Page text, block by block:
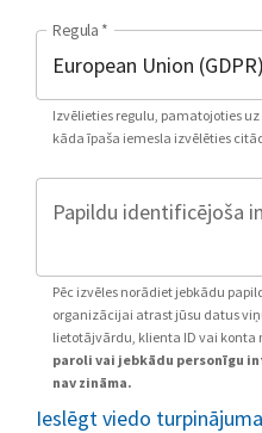
Regula *
Izvēlieties regulu, pamatojoties
kāda īpaša iemesla izvēlēties
Papildu identificējoša
Pēc izvēles norādiet jebkādu
organizācijai atrast jūsu datus
lietotājvārdu, klienta ID vai konta
paroli vai jebkādu personīgu
nav zināma.
Ieslēgt viedo